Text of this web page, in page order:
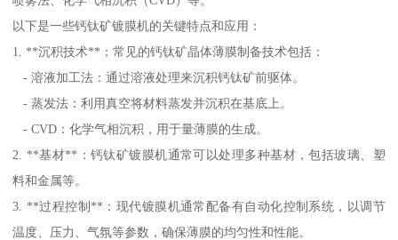
以下是一些钙钛矿镀膜机的关键特点和应用：
1. **沉积技术**：常见的钙钛矿晶体薄膜制备技术包括：
- 溶液加工法：通过溶液处理来沉积钙钛矿前驱体。
- 蒸发法：利用真空将材料蒸发并沉积在基底上。
- CVD：化学气相沉积，用于量薄膜的生成。
2. **基材**：钙钛矿镀膜机通常可以处理多种基材，包括玻璃、塑
料和金属等。
3. **过程控制**：现代镀膜机通常配备有自动化控制系统，以调节
温度、压力、气氛等参数，确保薄膜的均匀性和性能。